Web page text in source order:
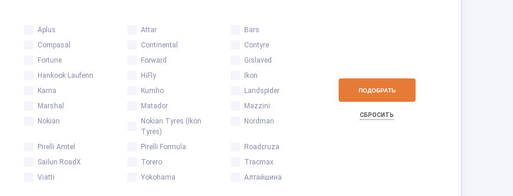
Aplus Attar
Bars
Compasal Continental
Contyre
Fortune Forward
Gislaved
Hankook Laufenn HiFly
Ikon
Kama Kumho
Landspider
Marshal Matador
Mazzini
Nokian
Nokian Tyres (Ikon
Tyres)
Nordman
Pirelli Amtel Pirelli Formula
Roadcruza
Sailun RoadX Torero
Tracmax
Viatti Yokohama
Алтайшина
СБРОСИТЬ